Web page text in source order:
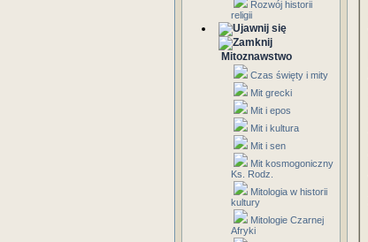
Rozwój historii
religii
Mitoznawstwo
Czas święty i mity
Mit grecki
Mit i epos
Mit i kultura
Mit i sen
Mit kosmogoniczny
Ks. Rodz.
Mitologia w historii
kultury
Mitologie Czarnej
Afryki